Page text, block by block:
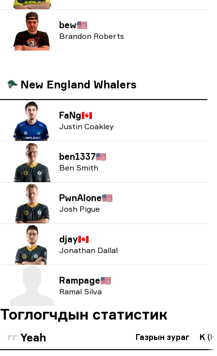
bew🇺🇸
Brandon Roberts
New England Whalers
FaNg🇨🇦
Justin Coakley
ben1337🇺🇸
Ben Smith
PwnAlone🇺🇸
Josh Pigue
djay🇨🇦
Jonathan Dallal
Rampage🇺🇸
Ramal Silva
Тоглогчдын статистик
Yeah Газрын зураг K